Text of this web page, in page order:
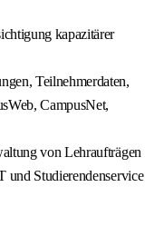
kapazitärer
Teilnehmerdaten,
CampusNet,
von Lehraufträgen
und Studierendenservice